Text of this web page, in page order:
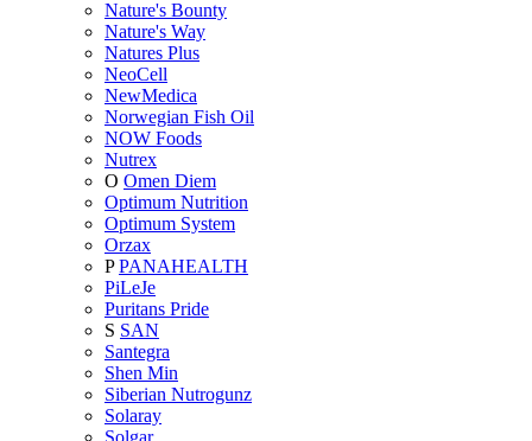
Nature's Bounty
Nature's Way
Natures Plus
NeoCell
NewMedica
Norwegian Fish Oil
NOW Foods
Nutrex
O Omen Diem
Optimum Nutrition
Optimum System
Orzax
P PANAHEALTH
PiLeJe
Puritans Pride
S SAN
Santegra
Shen Min
Siberian Nutrogunz
Solaray
Solgar